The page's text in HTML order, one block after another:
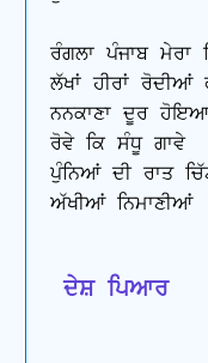
ਰੰਗਲਾ ਪੰਜਾਬ ਮੇਰਾ
ਲੱਖਾਂ ਹੀਰਾਂ
ਨਨਕਾਣਾ ਦੂਰ
ਰੋਵੇ ਕਿ ਸੰਧੂ ਗਾਵੇ
ਪੁੰਨਿਆਂ ਦੀ ਰਾਤ
ਅੱਖੀਆਂ
ਦੇਸ਼ ਪਿਆਰ